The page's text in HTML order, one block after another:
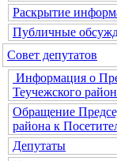
Раскрытие
Публичные
Совет депутатов
Информация о
Теучежского
Обращение
района к
Депутаты